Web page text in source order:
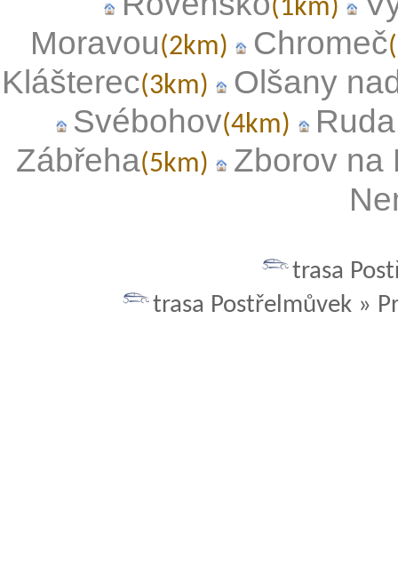
(1km)
Moravou(2km) Chromeč
Klášterec(3km)
Olšany
Svébohov(4km)
Zábřeha(5km)
Zborov na
trasa
trasa Postřelmůvek »